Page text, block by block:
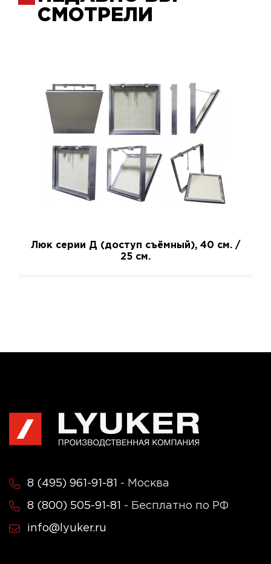
СМОТРЕЛИ
Люк серии Д (доступ съёмный), 40 см. /
25 см.
8 (495) 961-91-81 - Москва
8 (800) 505-91-81 - Бесплатно по РФ
info@lyuker.ru